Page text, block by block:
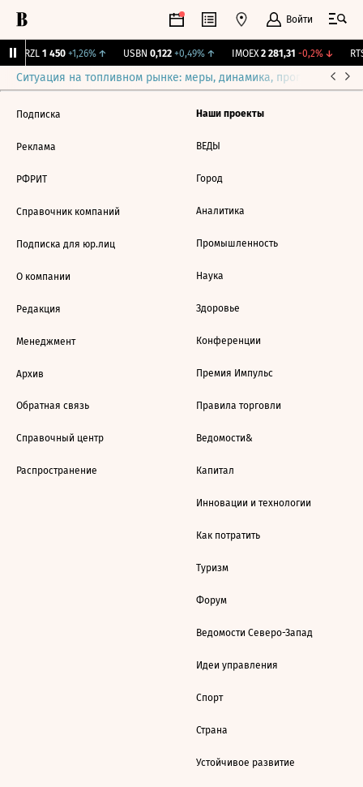
Войти
BRZL 1 450 +1,26%↑ USBN 0,122 +0,49%↑ IMOEX 2 281,31 -0,2%↓
Ситуация на топливном рынке: меры, динамика, прогнозы
Подписка
Реклама
РФРИТ
Справочник компаний
Подписка для юр.лиц
О компании
Редакция
Менеджмент
Архив
Обратная связь
Справочный центр
Распространение
Наши проекты
ВЕДЫ
Город
Аналитика
Промышленность
Наука
Здоровье
Конференции
Премия Импульс
Правила торговли
Ведомости&
Капитал
Инновации и технологии
Как потратить
Туризм
Форум
Ведомости Северо-Запад
Идеи управления
Спорт
Страна
Устойчивое развитие